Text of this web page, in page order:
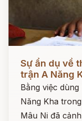
Đọc ngay
Sự ẩn dụ về
trận A Năng
Bằng việc
Năng Kha
Mâu Ni đã